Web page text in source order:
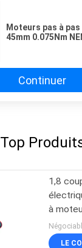
Moteurs pas à
45mm 0.075Nm
Continuer
Top
1,8
à
LE